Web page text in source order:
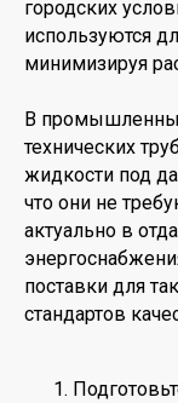
городских
используются
минимизируя
В
технических
жидкости под
что они не
актуально в
поставки для
стандартов